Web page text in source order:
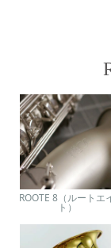
ROOTE 8（ルートエ
ト）